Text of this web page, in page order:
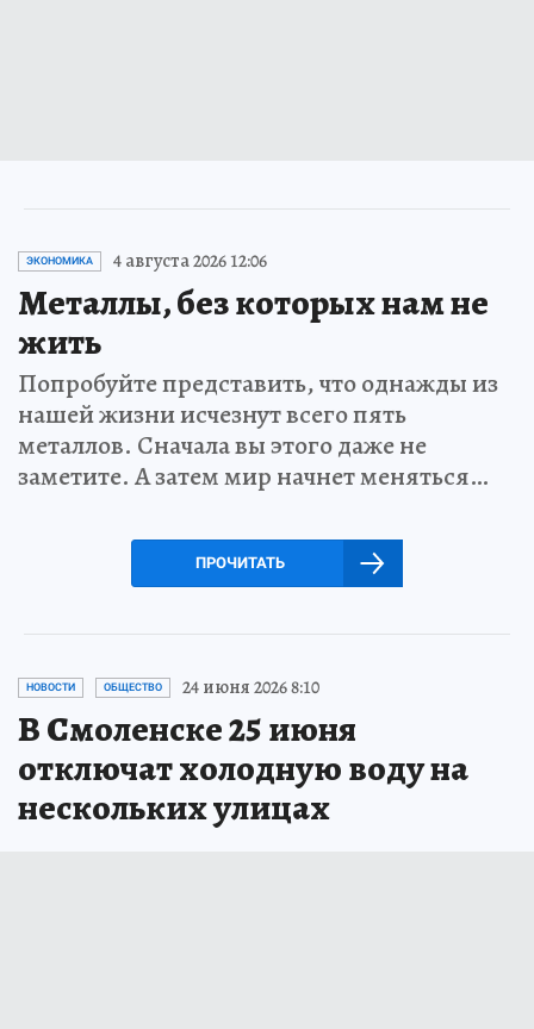
ЭКОНОМИКА 4 августа 2026 12:06
Металлы, без которых нам не
жить
Попробуйте представить, что однажды из
нашей жизни исчезнут всего пять
металлов. Сначала вы этого даже не
заметите. А затем мир начнет меняться…
ПРОЧИТАТЬ
НОВОСТИ ОБЩЕСТВО 24 июня 2026 8:10
В Смоленске 25 июня
отключат холодную воду на
нескольких улицах